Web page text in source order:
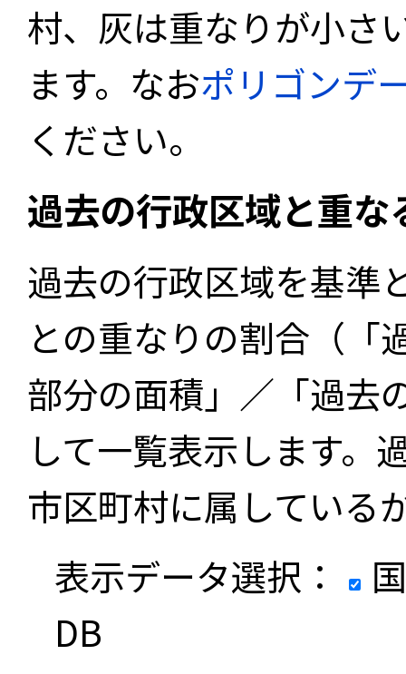
村、灰は重なりが小さ
ます。なおポリゴンデ
ください。
過去の行政区域と重
過去の行政区域を基準
との重なりの割合（「
部分の面積」／「過去
して一覧表示します。
市区町村に属している
表示データ選択：
DB